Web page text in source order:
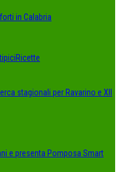
in Calabria
Ricette
stagionali per Ravarino e XII
e presenta Pomposa Smart